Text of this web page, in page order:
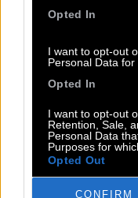
Opted In
I want to opt-out
Personal Data for
Opted In
I want to opt-out
Retention, Sale,
Personal Data
Purposes for
Opted Out
CONFIRM
PEET SORT